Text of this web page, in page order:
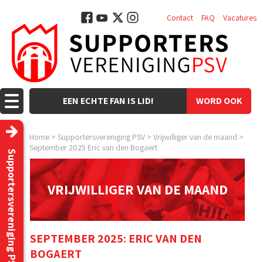
WORD OOK
EEN ECHTE FAN IS LID!
Contact FAQ Vacatures
Home > Supportersvereniging PSV > Vrijwilliger van de maand >
September 2025 Eric van den Bogaert
Supportersvereniging PSV VRIJWILLIGER VAN DE MAAND
SEPTEMBER 2025: ERIC VAN DEN
BOGAERT